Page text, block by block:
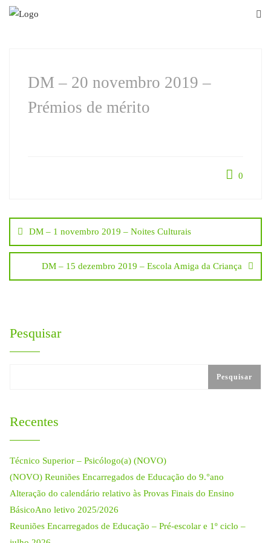
Skip
DM – 20 novembro 2019 –
Prémios de mérito
0
Navegação
de
artigos
DM – 1 novembro 2019 – Noites Culturais
DM – 15 dezembro 2019 – Escola Amiga da Criança
Pesquisar
Pesquisar
Recentes
Técnico Superior – Psicólogo(a) (NOVO)
(NOVO) Reuniões Encarregados de Educação do 9.°ano
Alteração do calendário relativo às Provas Finais do Ensino
BásicoAno letivo 2025/2026
Reuniões Encarregados de Educação – Pré-escolar e 1º ciclo –